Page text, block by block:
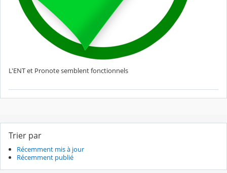
L'ENT et Pronote semblent fonctionnels
Trier par
Récemment mis à jour
Récemment publié